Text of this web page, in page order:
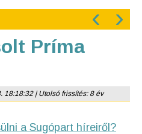
‹ ›
Príma
18:18:32 | Utolsó frissítés: 8 év
a Sugópart híreiről?